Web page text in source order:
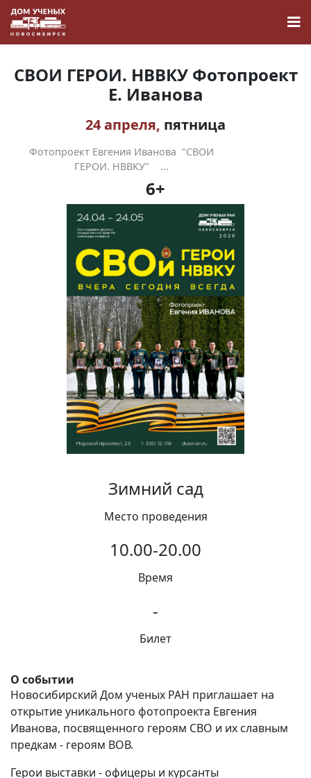
Новости
Наука
О Доме учёных
Виртуальный тур
Контакты
Вакансии
СВОИ ГЕРОИ. НВВКУ Фотопроект
Е. Иванова
24 апреля, пятница
Фотопроект Евгения Иванова "СВОИ
ГЕРОИ. НВВКУ" ...
6+
Зимний сад
Место проведения
10.00-20.00
Время
-
Билет
О событии
Новосибирский Дом ученых РАН приглашает на
открытие уникального фотопроекта Евгения
Иванова, посвященного героям СВО и их славным
предкам - героям ВОВ.
Герои выставки - офицеры и курсанты